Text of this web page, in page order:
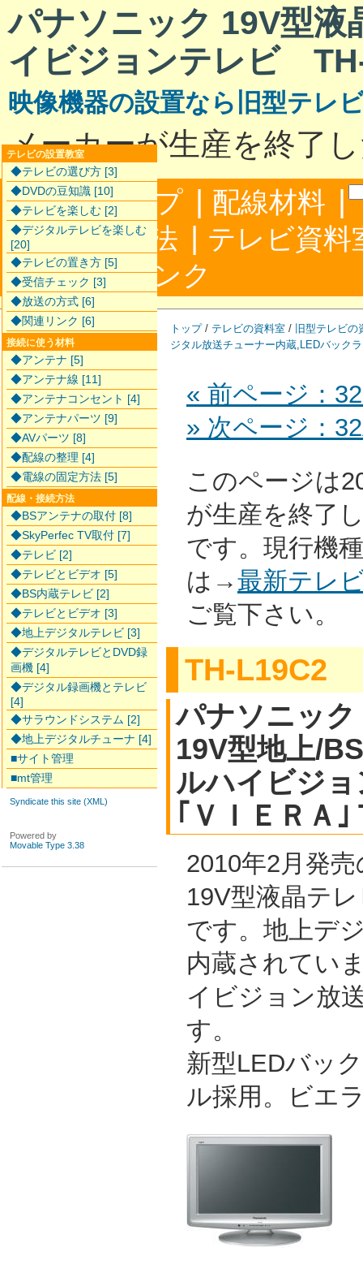
パナソニック 19V型液
イビジョンテレビ
映像機器の設置なら旧型テレ
メーカーが生産を終了
サイトマップ | 配線材料 |
配線接続方法 | テレビ資料
合わせ|リンク
トップ/ テレビの資料室 / 旧型テレビの
ジタル放送チューナー内蔵, LEDバック
« 前ページ：
» 次ページ：
このページは
が生産を終了
です。現行機
は→最新テレ
ご覧下さい。
TH-L19C2
パナソニック
19V型地上/
ルハイビジ
｢ＶＩＥＲＡ
2010年2月発
19V型液晶テ
です。地上デ
内蔵されてい
イビジョン放
す。
新型LEDバッ
ル採用。ビエ
テレビの設置教室
◆テレビの選び方 [3]
◆DVDの豆知識 [10]
◆テレビを楽しむ [2]
◆デジタルテレビを楽しむ
[20]
◆テレビの置き方 [5]
◆受信チェック [3]
◆放送の方式 [6]
◆関連リンク [6]
接続に使う材料
◆アンテナ [5]
◆アンテナ線 [11]
◆アンテナコンセント [4]
◆アンテナパーツ [9]
◆AVパーツ [8]
◆配線の整理 [4]
◆電線の固定方法 [5]
配線・接続方法
◆BSアンテナの取付 [8]
◆SkyPerfec TV取付 [7]
◆テレビ [2]
◆テレビとビデオ [5]
◆BS内蔵テレビ [2]
◆テレビとビデオ [3]
◆地上デジタルテレビ [3]
◆デジタルテレビとDVD録
画機 [4]
◆デジタル録画機とテレビ
[4]
◆サラウンドシステム [2]
◆地上デジタルチューナ [4]
■サイト管理
■mt管理
Syndicate this site (XML)
Powered by
Movable Type 3.38